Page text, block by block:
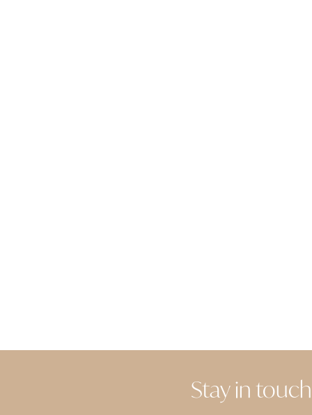
Stay in touch